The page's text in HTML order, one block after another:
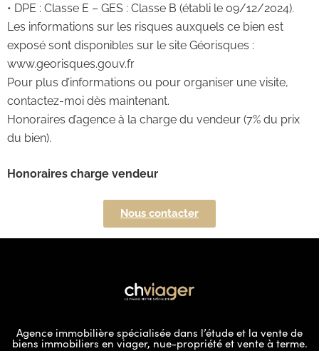
• DPE : Classe E – GES : Classe B (établi le 09/12/2024).
Les informations sur les risques auxquels ce bien est
exposé sont disponibles sur le site Géorisques :
www.georisques.gouv.fr
Pour plus d’informations ou pour organiser une visite,
contactez-moi dès maintenant.
Honoraires d’agence à la charge du vendeur (7% du prix
du bien).
Honoraires charge vendeur
Nous contacter
Agence immobilière spécialisée dans l’étude et la vente de
biens immobiliers en viager, nue-propriété et vente à terme.